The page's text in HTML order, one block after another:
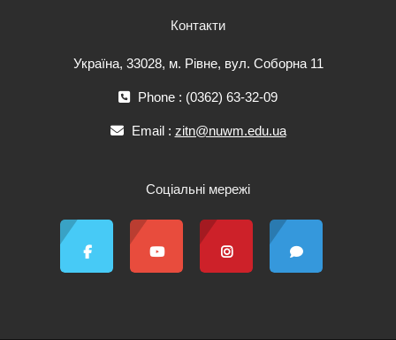
Контакти
Україна, 33028, м. Рівне, вул. Соборна 11
Phone : (0362) 63-32-09
Email : zitn@nuwm.edu.ua
Соціальні мережі